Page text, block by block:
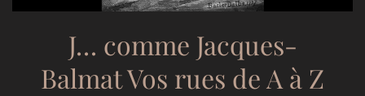
J… comme Jacques-
Balmat Vos rues de A à Z